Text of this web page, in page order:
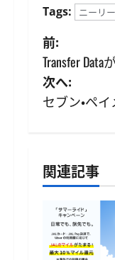
Tags: ニーリー
投
稿
ナ
ゲ
ー
シ
前:
Transfer
次へ:
セブン・ペ
関連記事